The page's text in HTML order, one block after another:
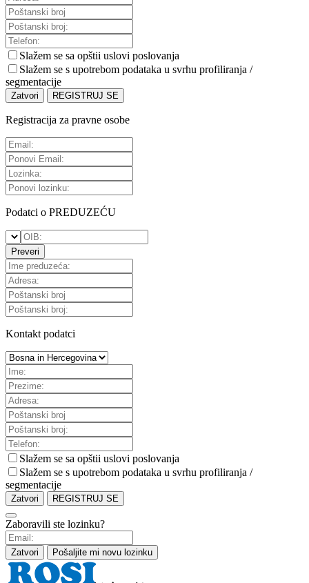
Slažem se sa opštii uslovi poslovanja
Slažem se s upotrebom podataka u svrhu profiliranja /
segmentacije
Zatvori REGISTRUJ SE
Registracija za pravne osobe
Podatci o PREDUZEĆU
Preveri
Kontakt podatci
Slažem se sa opštii uslovi poslovanja
Slažem se s upotrebom podataka u svrhu profiliranja /
segmentacije
Zatvori REGISTRUJ SE
Zaboravili ste lozinku?
Zatvori Pošaljite mi novu lozinku